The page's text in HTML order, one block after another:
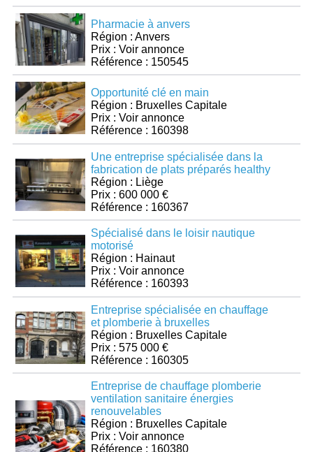
Pharmacie à anvers
Région : Anvers
Prix : Voir annonce
Référence : 150545
Opportunité clé en main
Région : Bruxelles Capitale
Prix : Voir annonce
Référence : 160398
Une entreprise spécialisée dans la
fabrication de plats préparés healthy
Région : Liège
Prix : 600 000 €
Référence : 160367
Spécialisé dans le loisir nautique
motorisé
Région : Hainaut
Prix : Voir annonce
Référence : 160393
Entreprise spécialisée en chauffage
et plomberie à bruxelles
Région : Bruxelles Capitale
Prix : 575 000 €
Référence : 160305
Entreprise de chauffage plomberie
ventilation sanitaire énergies
renouvelables
Région : Bruxelles Capitale
Prix : Voir annonce
Référence : 160380